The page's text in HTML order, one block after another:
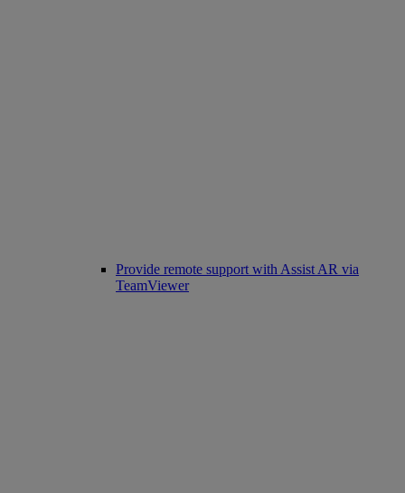
Provide remote support with Assist AR via
TeamViewer